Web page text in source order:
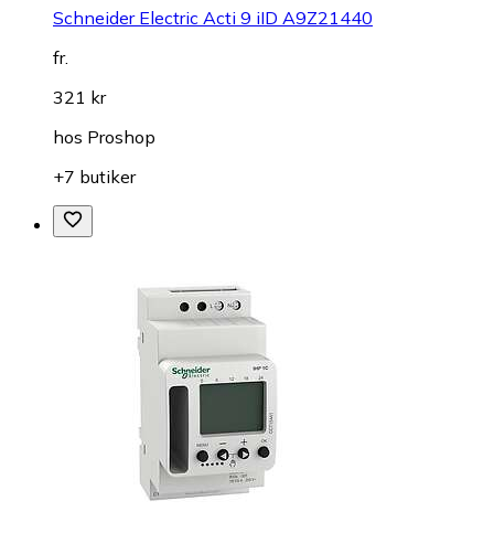
Schneider Electric Acti 9 iID A9Z21440
fr.
321 kr
hos Proshop
+7 butiker